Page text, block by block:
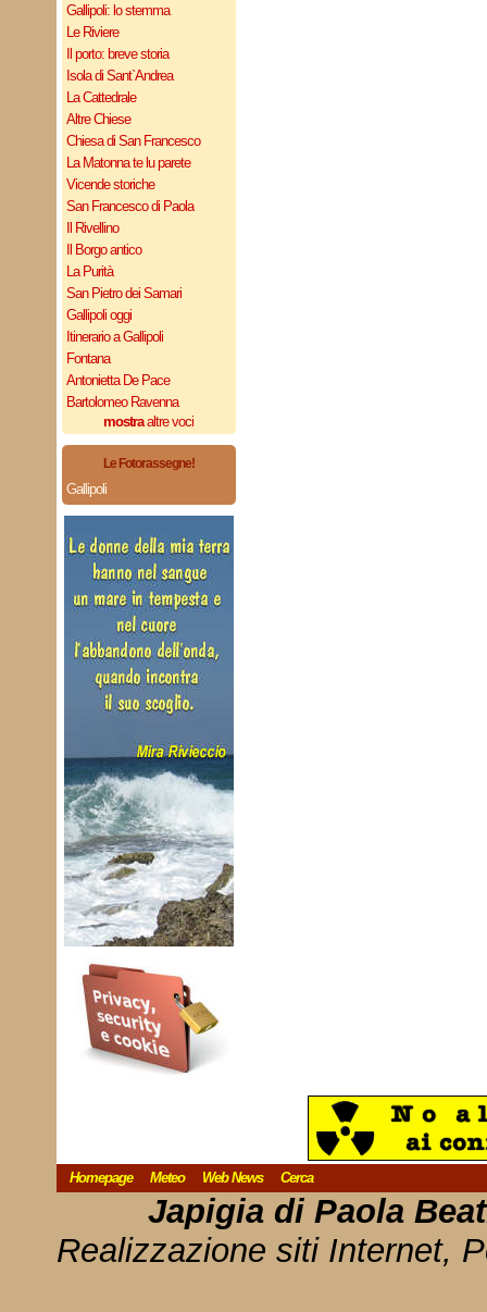
Gallipoli: lo stemma
Le Riviere
Il porto: breve storia
Isola di Sant`Andrea
La Cattedrale
Altre Chiese
Chiesa di San Francesco
La Matonna te lu parete
Vicende storiche
San Francesco di Paola
Il Rivellino
Il Borgo antico
La Purità
San Pietro dei Samari
Gallipoli oggi
Itinerario a Gallipoli
Fontana
Antonietta De Pace
Bartolomeo Ravenna
mostraaltre voci
Le Fotorassegne!
Gallipoli
Homepage Meteo Web News Cerca
Japigia di Paola
Realizzazione siti Internet,